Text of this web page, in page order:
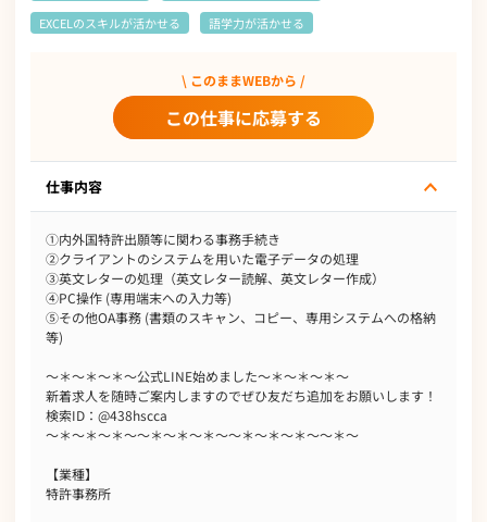
EXCELのスキルが活かせる
語学力が活かせる
\ このままWEBから /
この仕事に応募する
仕事内容
①内外国特許出願等に関わる事務手続き
②クライアントのシステムを用いた電子データの処理
③英文レターの処理（英文レター読解、英文レター作成）
④PC操作 (専用端末への入力等)
⑤その他OA事務 (書類のスキャン、コピー、専用システムへの格納
等)
～＊～＊～＊～公式LINE始めました～＊～＊～＊～
新着求人を随時ご案内しますのでぜひ友だち追加をお願いします！
検索ID：@438hscca
～＊～＊～＊～～＊～＊～＊～～＊～＊～＊～～＊～
【業種】
特許事務所